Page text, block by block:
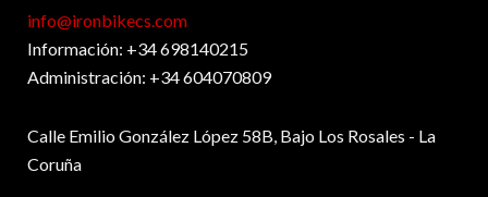
info@ironbikecs.com
Información: +34 698140215
Administración: +34 604070809
Calle Emilio González López 58B, Bajo Los Rosales - La
Coruña